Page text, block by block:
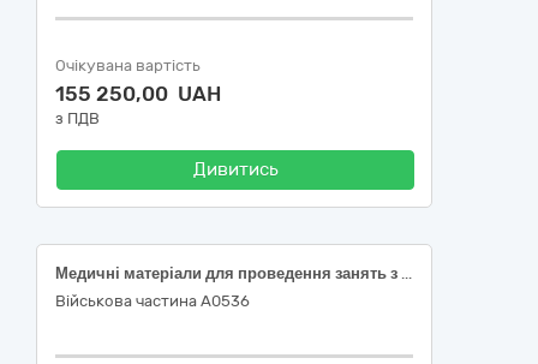
Очікувана вартість
155 250,00 UAH
з ПДВ
Дивитись
Медичні матеріали для проведення занять з тактичної медицини
Військова частина А0536